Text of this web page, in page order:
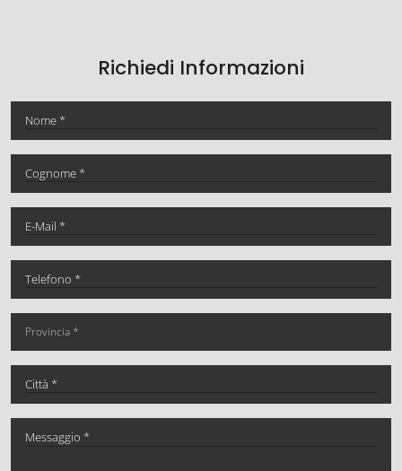
Richiedi Informazioni